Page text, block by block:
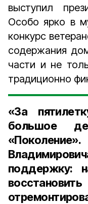
выступил
Особо ярко в
конкурс
содержания
части и не
традиционно
«За
большое
поддержку: